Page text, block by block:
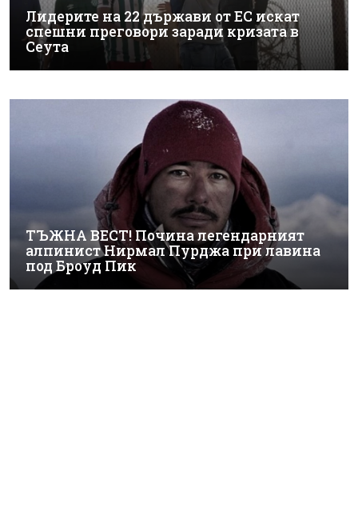
Лидерите на 22 държави от ЕС искат
спешни преговори заради кризата в
Сеута
ТЪЖНА ВЕСТ! Почина легендарният
алпинист Нирмал Пурджа при лавина
под Броуд Пик